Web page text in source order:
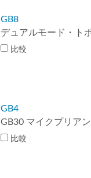
GB8
デュアルモード・ト
比較
GB4
GB30 マイクプリア
比較